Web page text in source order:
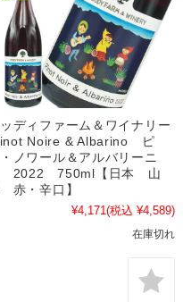
ディファーム＆ワイナリー
Noire & Albarino ピ
・ノワール＆アルバリーニ
2022 750ml【日本 山
赤・辛口】
¥4,171(税込 ¥4,589)
在庫切れ